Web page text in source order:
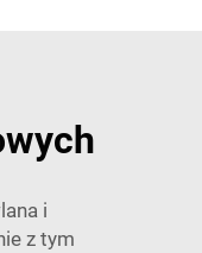
i
z tym